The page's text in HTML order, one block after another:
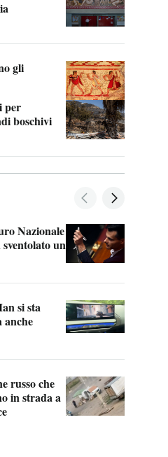
gli
per
boschivi
Nazionale
un
si sta
anche
russo che
in strada a